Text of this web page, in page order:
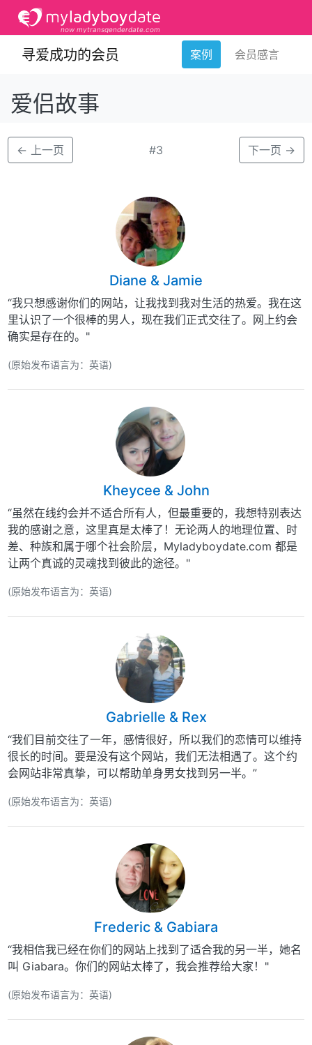
now mytransgenderdate.com
寻爱成功的会员 案例 会员感言
爱侣故事
← 上一页 #3 下一页 →
Diane & Jamie
“我只想感谢你们的网站，让我找到我对生活的热爱。我在这
里认识了一个很棒的男人，现在我们正式交往了。网上约会
确实是存在的。"
(原始发布语言为：英语)
Kheycee & John
“虽然在线约会并不适合所有人，但最重要的，我想特别表达
我的感谢之意，这里真是太棒了！无论两人的地理位置、时
差、种族和属于哪个社会阶层，Myladyboydate.com 都是
让两个真诚的灵魂找到彼此的途径。"
(原始发布语言为：英语)
Gabrielle & Rex
“我们目前交往了一年，感情很好，所以我们的恋情可以维持
很长的时间。要是没有这个网站，我们无法相遇了。这个约
会网站非常真挚，可以帮助单身男女找到另一半。”
(原始发布语言为：英语)
Frederic & Gabiara
“我相信我已经在你们的网站上找到了适合我的另一半，她名
叫 Giabara。你们的网站太棒了，我会推荐给大家！"
(原始发布语言为：英语)